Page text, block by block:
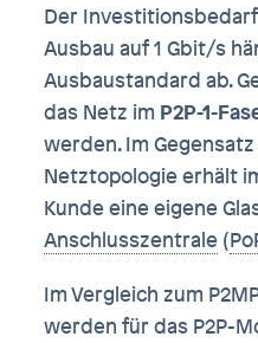
Der
Ausbau auf 1 Gbit/s
Ausbaustandard ab.
das Netz im P2P-1-
werden. Im Gegensatz
Netztopologie erhält
Kunde eine eigene
Anschlusszentrale (
Im Vergleich zum
werden für das P2P-